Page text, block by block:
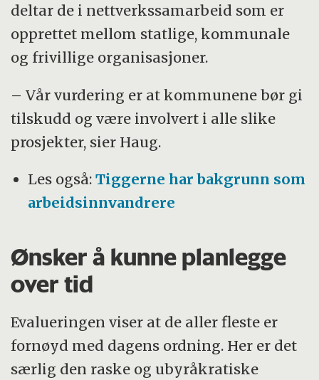
deltar de i nettverkssamarbeid som er
opprettet mellom statlige, kommunale
og frivillige organisasjoner.
– Vår vur­dering er at kommunene bør gi
tilskudd og være involvert i alle slike
prosjekter, sier Haug.
Les også:Tiggerne har bakgrunn som
arbeidsinnvandrere
Ønsker å kunne planlegge
over tid
Evalueringen viser at de aller fleste er
fornøyd med dagens ordning. Her er det
særlig den raske og ubyråkratiske